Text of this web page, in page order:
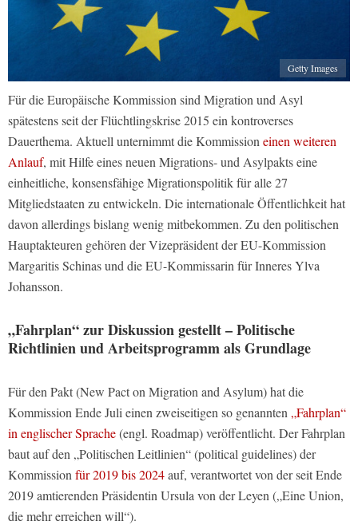
Getty Images
Für die Europäische Kommission sind Migration und Asyl
spätestens seit der Flüchtlingskrise 2015 ein kontroverses
Dauerthema. Aktuell unternimmt die Kommission einen weiteren
Anlauf, mit Hilfe eines neuen Migrations- und Asylpakts eine
einheitliche, konsensfähige Migrationspolitik für alle 27
Mitgliedstaaten zu entwickeln. Die internationale Öffentlichkeit hat
davon allerdings bislang wenig mitbekommen. Zu den politischen
Hauptakteuren gehören der Vizepräsident der EU-Kommission
Margaritis Schinas und die EU-Kommissarin für Inneres Ylva
Johansson.
„Fahrplan“ zur Diskussion gestellt – Politische
Richtlinien und Arbeitsprogramm als Grundlage
Für den Pakt (New Pact on Migration and Asylum) hat die
Kommission Ende Juli einen zweiseitigen so genannten „Fahrplan“
in englischer Sprache(engl. Roadmap) veröffentlicht. Der Fahrplan
baut auf den „Politischen Leitlinien“ (political guidelines) der
Kommission für 2019 bis 2024auf, verantwortet von der seit Ende
2019 amtierenden Präsidentin Ursula von der Leyen („Eine Union,
die mehr erreichen will“).